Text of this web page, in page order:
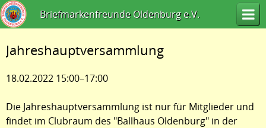
Briefmarkenfreunde Oldenburg e.V.
Jahreshauptversammlung
18.02.2022 15:00–17:00
Die Jahreshauptversammlung ist nur für Mitglieder und
findet im Clubraum des "Ballhaus Oldenburg" in der